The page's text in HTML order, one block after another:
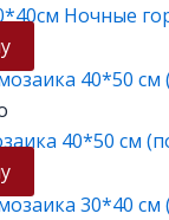
Ночные
40*50 см